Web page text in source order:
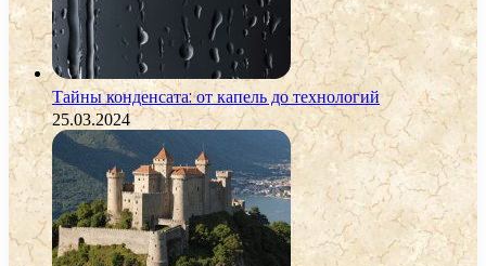
Тайны конденсата: от капель до технологий
25.03.2024